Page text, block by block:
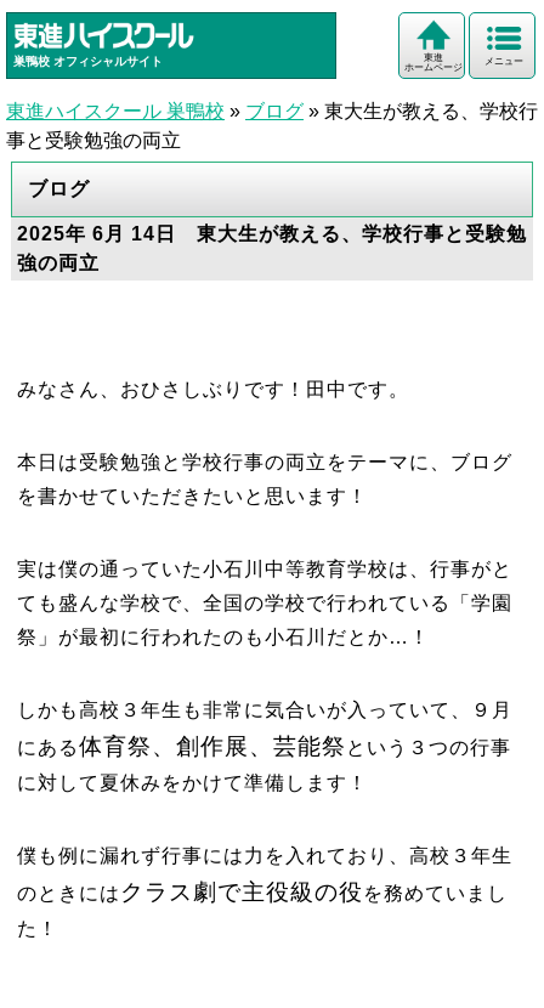
巣鴨校 オフィシャルサイト メニュー
東進
ホームページ
東進ハイスクール 巣鴨校 » ブログ » 東大生が教える、学校行
事と受験勉強の両立
ブログ
2025年 6月 14日 東大生が教える、学校行事と受験勉
強の両立
みなさん、おひさしぶりです！田中です。
本日は受験勉強と学校行事の両立をテーマに、ブログ
を書かせていただきたいと思います！
実は僕の通っていた小石川中等教育学校は、行事がと
ても盛んな学校で、全国の学校で行われている「学園
祭」が最初に行われたのも小石川だとか…！
しかも高校３年生も非常に気合いが入っていて、９月
にある体育祭、創作展、芸能祭 という３つの行事
に対して夏休みをかけて準備します！
僕も例に漏れず行事には力を入れており、高校３年生
のときには クラス劇で主役級の役 を務めていまし
た！